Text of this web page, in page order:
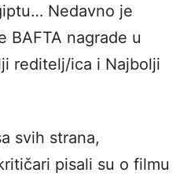
Nedavno je
BAFTA nagrade u
reditelj/ica i Najbolji
svih strana,
pisali su o filmu